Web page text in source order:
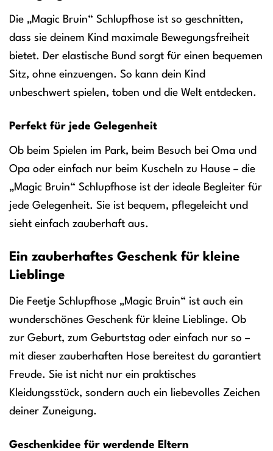
Die „Magic Bruin“ Schlupfhose ist so geschnitten,
dass sie deinem Kind maximale Bewegungsfreiheit
bietet. Der elastische Bund sorgt für einen bequemen
Sitz, ohne einzuengen. So kann dein Kind
unbeschwert spielen, toben und die Welt entdecken.
Perfekt für jede Gelegenheit
Ob beim Spielen im Park, beim Besuch bei Oma und
Opa oder einfach nur beim Kuscheln zu Hause – die
„Magic Bruin“ Schlupfhose ist der ideale Begleiter für
jede Gelegenheit. Sie ist bequem, pflegeleicht und
sieht einfach zauberhaft aus.
Ein zauberhaftes Geschenk für kleine
Lieblinge
Die Feetje Schlupfhose „Magic Bruin“ ist auch ein
wunderschönes Geschenk für kleine Lieblinge. Ob
zur Geburt, zum Geburtstag oder einfach nur so –
mit dieser zauberhaften Hose bereitest du garantiert
Freude. Sie ist nicht nur ein praktisches
Kleidungsstück, sondern auch ein liebevolles Zeichen
deiner Zuneigung.
Geschenkidee für werdende Eltern